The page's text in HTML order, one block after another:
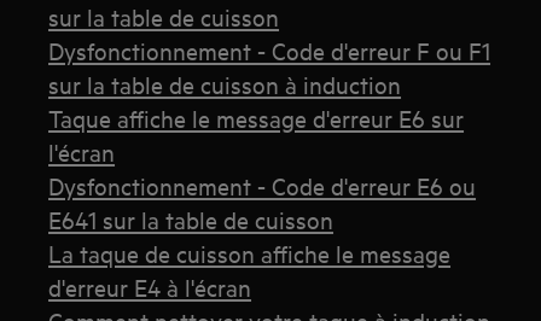
sur la table de cuisson
Dysfonctionnement - Code d'erreur F ou F1
sur la table de cuisson à induction
Taque affiche le message d'erreur E6 sur
l'écran
Dysfonctionnement - Code d'erreur E6 ou
E641 sur la table de cuisson
La taque de cuisson affiche le message
d'erreur E4 à l'écran